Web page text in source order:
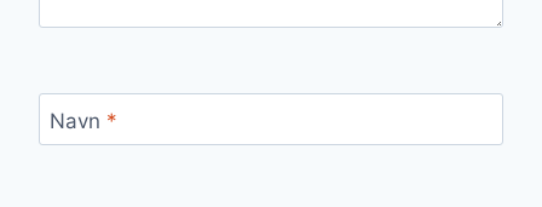
Navn *